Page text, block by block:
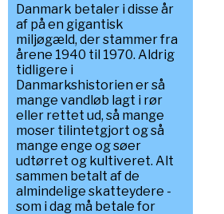
Danmark betaler i disse år
af på en gigantisk
miljøgæld, der stammer fra
årene 1940 til 1970. Aldrig
tidligere i
Danmarkshistorien er så
mange vandløb lagt i rør
eller rettet ud, så mange
moser tilintetgjort og så
mange enge og søer
udtørret og kultiveret. Alt
sammen betalt af de
almindelige skatteydere -
som i dag må betale for